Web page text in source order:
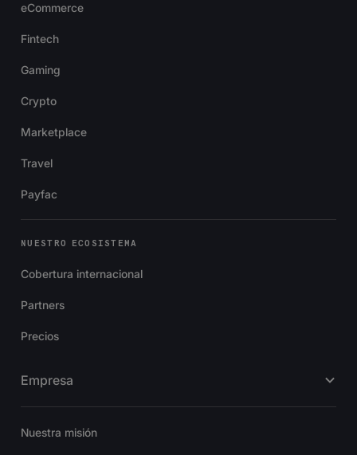
eCommerce
Fintech
Gaming
Crypto
Marketplace
Travel
Payfac
NUESTRO ECOSISTEMA
Cobertura internacional
Partners
Precios
Empresa
Nuestra misión